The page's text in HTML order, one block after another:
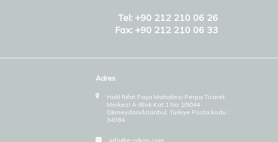
Tel: +90 212 210 06 26
Fax: +90 212 210 06 33
Adres
Halil Rıfat Paşa Mahallesi Perpa Ticaret
Merkezi A-Blok Kat:1 No:1/9044
Okmeydanı/İstanbul, Türkiye Posta kodu :
34384
info@e-alkan.com